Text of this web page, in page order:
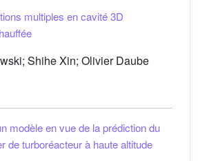
multiples en cavité 3D
Shihe Xin; Olivier Daube
modèle en vue de la prédiction du
de turboréacteur à haute altitude